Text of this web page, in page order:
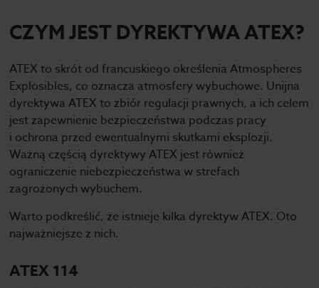
CZYM JEST DYREKTYWA ATEX?
ATEX to skrót od francuskiego określenia Atmospheres
Explosibles, co oznacza atmosfery wybuchowe. Unijna
dyrektywa ATEX to zbiór regulacji prawnych, a ich celem
jest zapewnienie bezpieczeństwa podczas pracy
i ochrona przed ewentualnymi skutkami eksplozji.
Ważną częścią dyrektywy ATEX jest również
ograniczenie niebezpieczeństwa w strefach
zagrożonych wybuchem.
Warto podkreślić, że istnieje kilka dyrektyw ATEX. Oto
najważniejsze z nich.
ATEX 114